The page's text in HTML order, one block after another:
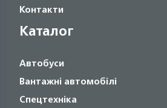
Контакти
Каталог
Автобуси
Вантажні автомобілі
Спецтехніка